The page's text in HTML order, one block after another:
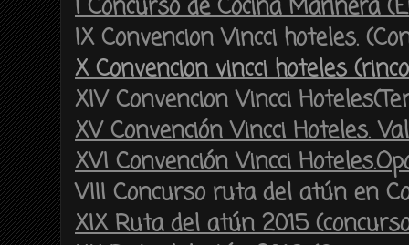
I Concurso de Cocina Marinera
IX Convencion Vincci hoteles.
X Convencion vincci hoteles
XIV Convencion Vincci
XV Convención Vincci Hoteles.
XVI Convención Vincci
VIII Concurso ruta del atún en
XIX Ruta del atún 2015